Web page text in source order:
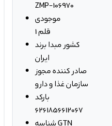
ZMP-106970
موجودی
1 قلم
کشور مبدا برند
ایران
صادر کننده مجوز
سازمان غذا و دارو
بارکد
6261856612067